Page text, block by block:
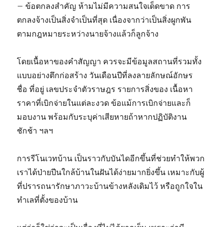
– ข้อตกลงสำคัญ ห้ามไม่มีความสนใจเด็ดขาด การ
ตกลงจ้างเป็นสิ่งจำเป็นที่สุด เนื่องจากว่าเป็นสิ่งผูกพัน
ตามกฎหมายระหว่างนายจ้างแล้วก็ลูกจ้าง
โดยเนื้อหาของคำสัญญา ควรจะมีข้อมูลสถานที่รวมทั้ง
แบบอย่างตึกก่อสร้าง วันเดือนปีที่ลงลายลักษณ์อักษร
ชื่อ ที่อยู่ เลขประจำตัวราษฎร รายการสิ่งของ เนื้อหา
ราคาที่เบิกจ่ายในแต่ละงวด ข้อแม้การเบิกจ่ายและก็
มอบงาน พร้อมกับระบุค่าเสียหายถ้าหากปฏิบัติงาน
ชักช้า ฯลฯ
การรีโนเวทบ้าน เป็นราวกับบันไดอีกขึ้นที่ช่วยทำให้พวก
เราได้ป่ายปีนใกล้บ้านในฝันได้ง่ายมากยิ่งขึ้น เหมาะกับผู้
ที่ปรารถนารักษาภาวะบ้านข้างหลังเดิมไว้ หรือถูกใจใน
ทำเลที่ตั้งของบ้าน